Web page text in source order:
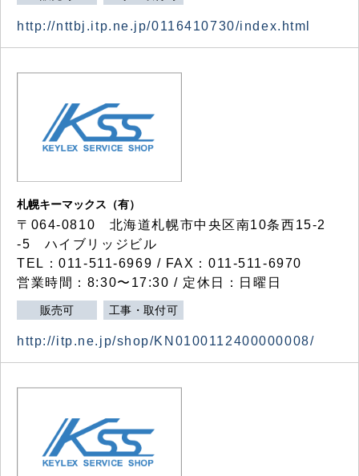
http://nttbj.itp.ne.jp/0116410730/index.html
札幌キーマックス（有）
〒064-0810 北海道札幌市中央区南10条西15-2
-5 ハイブリッジビル
TEL：011-511-6969 / FAX：011-511-6970
営業時間：8:30〜17:30 / 定休日：日曜日
販売可 工事・取付可
http://itp.ne.jp/shop/KN0100112400000008/